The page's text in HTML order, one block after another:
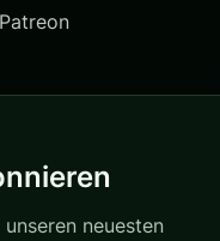
Patreon
neuesten